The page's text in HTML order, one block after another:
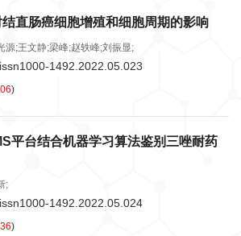
直肠癌细胞增殖和细胞周期的影响
源;王文静;梁峰;赵轶峰;刘振显;
1492.2022.05.023
)
平台结合机器学习算法鉴别三唑耐药
;
1492.2022.05.024
)